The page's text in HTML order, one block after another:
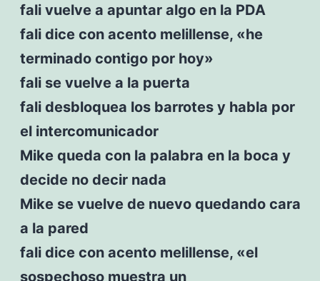
fali vuelve a apuntar algo en la PDA
fali dice con acento melillense, «he
terminado contigo por hoy»
fali se vuelve a la puerta
fali desbloquea los barrotes y habla por
el intercomunicador
Mike queda con la palabra en la boca y
decide no decir nada
Mike se vuelve de nuevo quedando cara
a la pared
fali dice con acento melillense, «el
sospechoso muestra un